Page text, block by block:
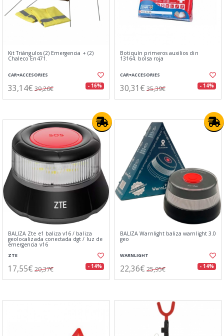
Kit Triángulos (2) Emergencia + (2)
Chaleco En471.
CAR+ACCESORIES
33,14€ 39,26€ - 16%
Botiquín primeros auxilios din
13164. bolsa roja
CAR+ACCESORIES
30,31€ 35,39€ - 14%
BALIZA Zte e1 baliza v16 / baliza
geolocalizada conectada dgt / luz de
emergencia v16
ZTE
17,55€ 20,37€ - 14%
BALIZA Warnlight baliza warnlight 3.0
geo
WARNLIGHT
22,36€ 25,95€ - 14%